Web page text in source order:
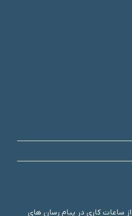
کاری در پیام رسان های